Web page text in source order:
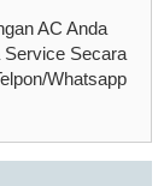
AC Anda
Secara
Whatsapp